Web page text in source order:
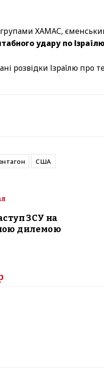
ХАМАС,
удару по
розвідки Ізраїлю про
США
ЗСУ на
дилемою